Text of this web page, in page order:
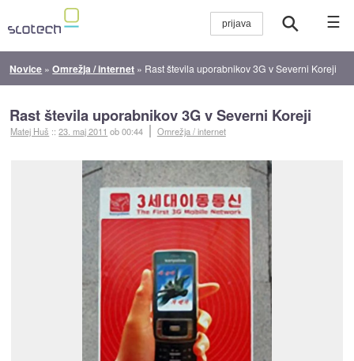
☰
Novice »Omrežja / internet » Rast števila uporabnikov 3G v Severni Koreji
Rast števila uporabnikov 3G v Severni Koreji
Matej Huš ::23. maj 2011 ob 00:44 Omrežja / internet